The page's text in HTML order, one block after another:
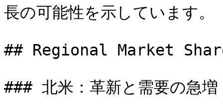
長の可能性を示しています。
## Regional Market
### 北米：革新と需要の急増